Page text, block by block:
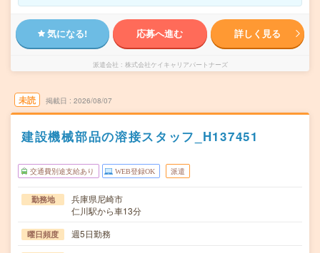
気になる! 応募へ進む 詳しく見る
派遣会社 株式会社ケイキャリアパートナーズ
未読 掲載日 2026/08/07
建設機械部品の溶接スタッフ_H137451
交通費別途支給あり WEB登録OK 派遣
勤務地
兵庫県尼崎市
仁川駅から車13分
曜日頻度 週5日勤務